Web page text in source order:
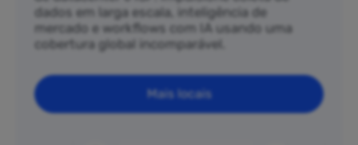
dados em larga escala, inteligência de
mercado e workflows com IA usando uma
cobertura global incomparável.
Mais locais